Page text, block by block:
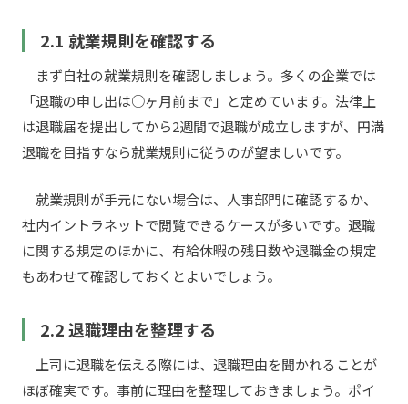
2.1 就業規則を確認する
まず自社の就業規則を確認しましょう。多くの企業では
「退職の申し出は○ヶ月前まで」と定めています。法律上
は退職届を提出してから2週間で退職が成立しますが、円満
退職を目指すなら就業規則に従うのが望ましいです。
就業規則が手元にない場合は、人事部門に確認するか、
社内イントラネットで閲覧できるケースが多いです。退職
に関する規定のほかに、有給休暇の残日数や退職金の規定
もあわせて確認しておくとよいでしょう。
2.2 退職理由を整理する
上司に退職を伝える際には、退職理由を聞かれることが
ほぼ確実です。事前に理由を整理しておきましょう。ポイ